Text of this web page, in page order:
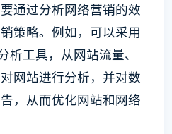
通过分析网络营销的效
策略。例如，可以采用
工具，从网站流量、
网站进行分析，并对数
，从而优化网站和网络